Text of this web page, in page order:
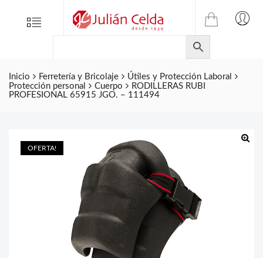
Menu
TIENDA
ONLINE
DE
JULIAN
CELDA
Inicio Ferretería y Bricolaje
Útiles y Protección Laboral
Protección personal
Cuerpo
RODILLERAS RUBI
PROFESIONAL 65915 JGO. – 111494
OFERTA!
Folletos
Contacto